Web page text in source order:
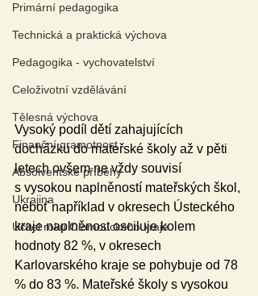
Primární pedagogika
Technická a praktická výchova
Pedagogika - vychovatelství
Celoživotní vzdělávání
Tělesná výchova
Finanční gramotnost
Absolventské příběhy
Ukrajina
Učitel roku Olomouckého kraje
Vysoký podíl dětí zahajujících
docházku do mateřské školy až v pěti
letech ovšem ne vždy souvisí
s vysokou naplněností mateřských škol,
neboť například v okresech Ústeckého
kraje naplněnost osciluje kolem
hodnoty 82 %, v okresech
Karlovarského kraje se pohybuje od 78
% do 83 %. Mateřské školy s vysokou